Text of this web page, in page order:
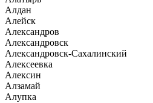
Алдан
Алейск
Александров
Александровск
Александровск-Сахалинский
Алексеевка
Алексин
Алзамай
Алупка